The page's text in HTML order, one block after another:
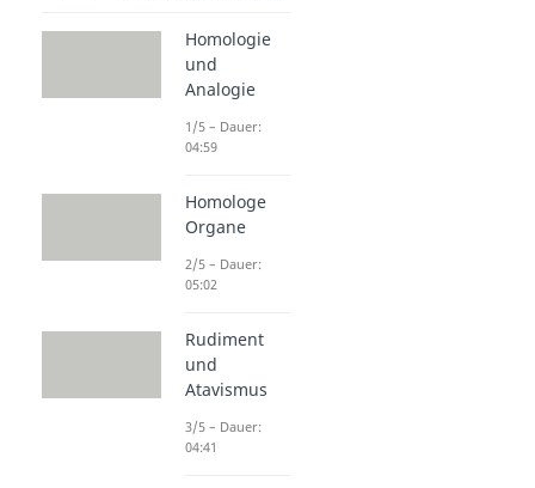
Homologie
und
Analogie
1/5 – Dauer:
04:59
Homologe
Organe
2/5 – Dauer:
05:02
Rudiment
und
Atavismus
3/5 – Dauer:
04:41